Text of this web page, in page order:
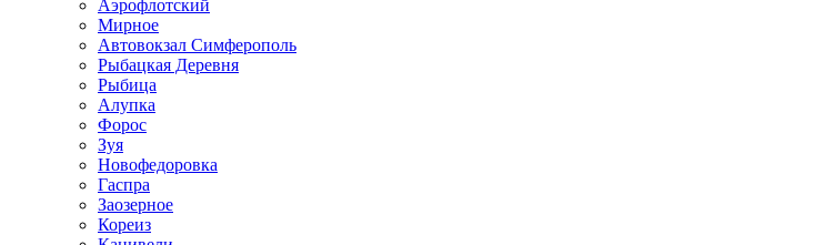
Аэрофлотский
Мирное
Автовокзал Симферополь
Рыбацкая Деревня
Рыбица
Алупка
Форос
Зуя
Новофедоровка
Гаспра
Заозерное
Кореиз